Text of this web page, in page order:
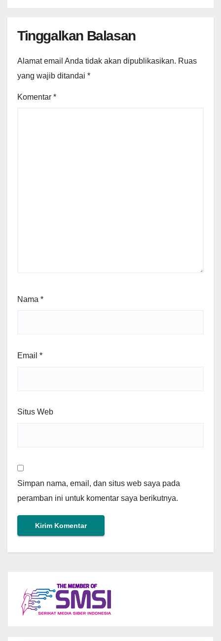
Tinggalkan Balasan
Alamat email Anda tidak akan dipublikasikan. Ruas
yang wajib ditandai *
Komentar *
Nama *
Email *
Situs Web
Simpan nama, email, dan situs web saya pada
peramban ini untuk komentar saya berikutnya.